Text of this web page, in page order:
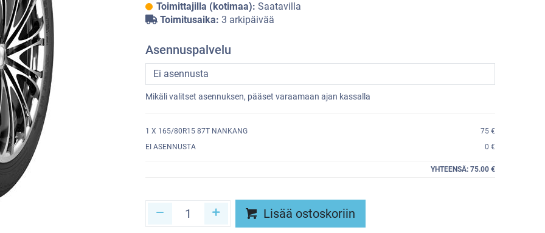
Toimittajilla (kotimaa): Saatavilla
Toimitusaika: 3 arkipäivää
Asennuspalvelu
Mikäli valitset asennuksen, pääset varaamaan ajan kassalla
1 X 165/80R15 87T NANKANG
75 €
EI ASENNUSTA
0 €
YHTEENSÄ: 75.00 €
Lisää ostoskoriin